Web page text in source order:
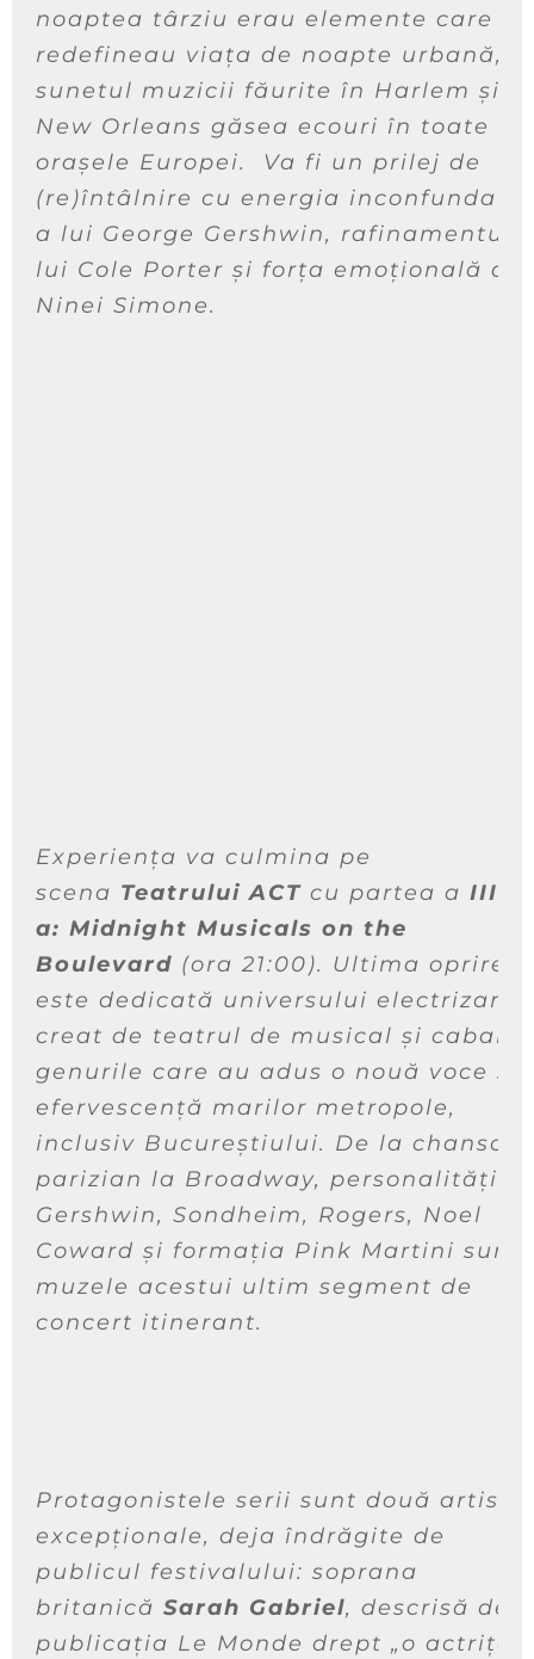
noaptea târziu erau elemente care
redefineau viața de noapte urbană,
sunetul muzicii făurite în Harlem și
New Orleans găsea ecouri în toate
orașele Europei. Va fi un prilej de
(re)întâlnire cu energia
a lui George Gershwin, rafinamentul
lui Cole Porter și forța emoțională a
Ninei Simone.
Experiența va culmina pe
scena Teatrului ACT cu partea a III-
a: Midnight Musicals on the
Boulevard (ora 21:00). Ultima oprire
este dedicată universului electrizant
creat de teatrul de musical și
genurile care au adus o nouă voce și
efervescență marilor metropole,
inclusiv Bucureștiului. De la
parizian la Broadway, personalități
Gershwin, Sondheim, Rogers, Noel
Coward și formația Pink Martini sunt
muzele acestui ultim segment de
concert itinerant.
Protagonistele serii sunt două artiste
excepționale, deja îndrăgite de
publicul festivalului: soprana
britanică Sarah Gabriel, descrisă de
publicația Le Monde drept „o actriță